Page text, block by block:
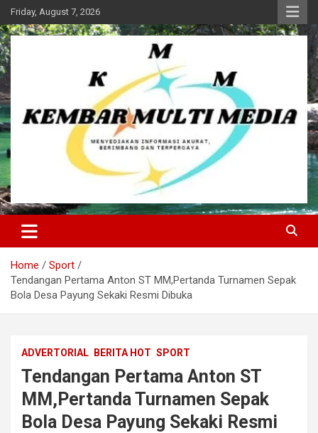
Skip
to
content
Friday, August 7, 2026
Kembar Multi Media
Home
Sport
Tendangan Pertama Anton ST MM,Pertanda Turnamen Sepak
Bola Desa Payung Sekaki Resmi Dibuka
ADVERTORIAL BERITA HOT SPORT
Tendangan Pertama Anton ST
MM,Pertanda Turnamen Sepak
Bola Desa Payung Sekaki Resmi